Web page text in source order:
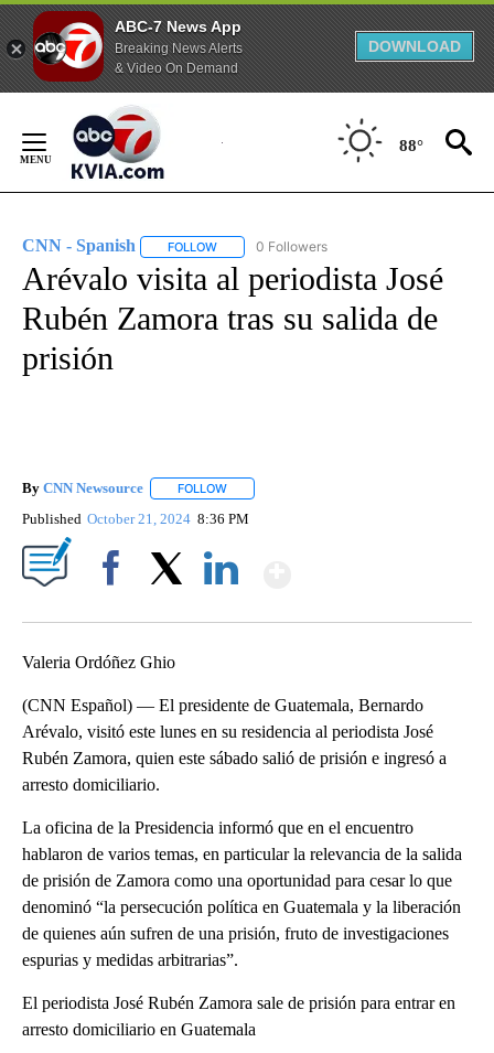
ABC-7 News App
Breaking News Alerts
& Video On Demand
DOWNLOAD
Content
88°
CNN - Spanish FOLLOW FOLLOW "CNN - SPANISH" TO RECEIVE
0 Followers
Arévalo visita al periodista José
Rubén Zamora tras su salida de
prisión
By CNN Newsource FOLLOW
Published October 21, 2024 8:36 PM
Valeria Ordóñez Ghio
(CNN Español) — El presidente de Guatemala, Bernardo
Arévalo, visitó este lunes en su residencia al periodista José
Rubén Zamora, quien este sábado salió de prisión e ingresó a
arresto domiciliario.
La oficina de la Presidencia informó que en el encuentro
hablaron de varios temas, en particular la relevancia de la salida
de prisión de Zamora como una oportunidad para cesar lo que
denominó “la persecución política en Guatemala y la liberación
de quienes aún sufren de una prisión, fruto de investigaciones
espurias y medidas arbitrarias”.
El periodista José Rubén Zamora sale de prisión para entrar en
arresto domiciliario en Guatemala